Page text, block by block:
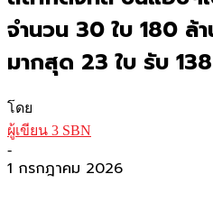
จำนวน 30 ใบ 180 ล้
มากสุด 23 ใบ รับ
โดย
ผู้เขียน 3 SBN
-
1 กรกฎาคม 2026